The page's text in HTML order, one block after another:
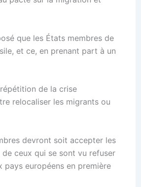
que les États membres de
et ce, en prenant part à un
de la crise
relocaliser les migrants ou
devront soit accepter les
de ceux qui se sont vu refuser
pays européens en première